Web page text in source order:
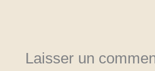
Laisser un